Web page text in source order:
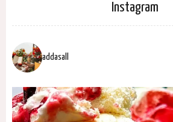
Instagram
addasall